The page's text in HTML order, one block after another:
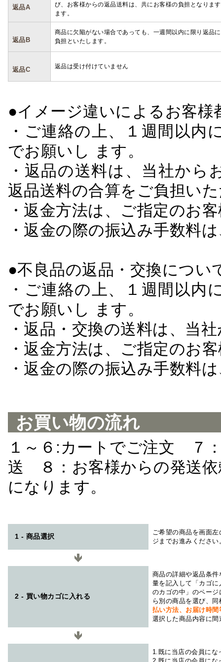
返品A
び、お客様からの返品送料は、共にお客様の負担となりま
ます。
返品B
商品に欠陥がない場合であっても、一週間以内に限り返品
負担といたします。
返品C 返品は受け付けていません
●イメージ違いによるお客
・ご連絡の上、１週間以
でお願いし ます。
・返品の送料は、当社か
返品送料の合算をご負担い
・返金方法は、ご指定のお
・返金の際の振込み手数料
●不良品の返品・交換につい
・ご連絡の上、１週間以
でお願いし ます。
・返品・交換の送料は、当
・返金方法は、ご指定のお
・返金の際の振込み手数料
お買い物の流れ
１～６:カートでご注文 ７
送 ８：お客様からの発送
になります。
1 - 商品選択
ご希望の商品を画面
ジまでお進みください
2 - 買い物カゴに入れる
商品の詳細や返品条
量を記入して「カゴ
のカゴの中」のペー
ら別の商品を選び、
払い方法、お届け時
選択した商品内容に
1.既に当店の会員にな